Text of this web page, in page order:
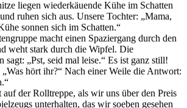
liegen wiederkäuende Kühe im Schatten
ruhen sich aus. Unsere Tochter: „Mama,
sonnen sich im Schatten.“
macht einen Spaziergang durch den
weht stark durch die Wipfel. Die
sagt: „Pst, seid mal leise.“ Es ist ganz still!
hört ihr?“ Nach einer Weile die Antwort:
der Rolltreppe, als wir uns über den Preis
unterhalten, das wir soeben gesehen